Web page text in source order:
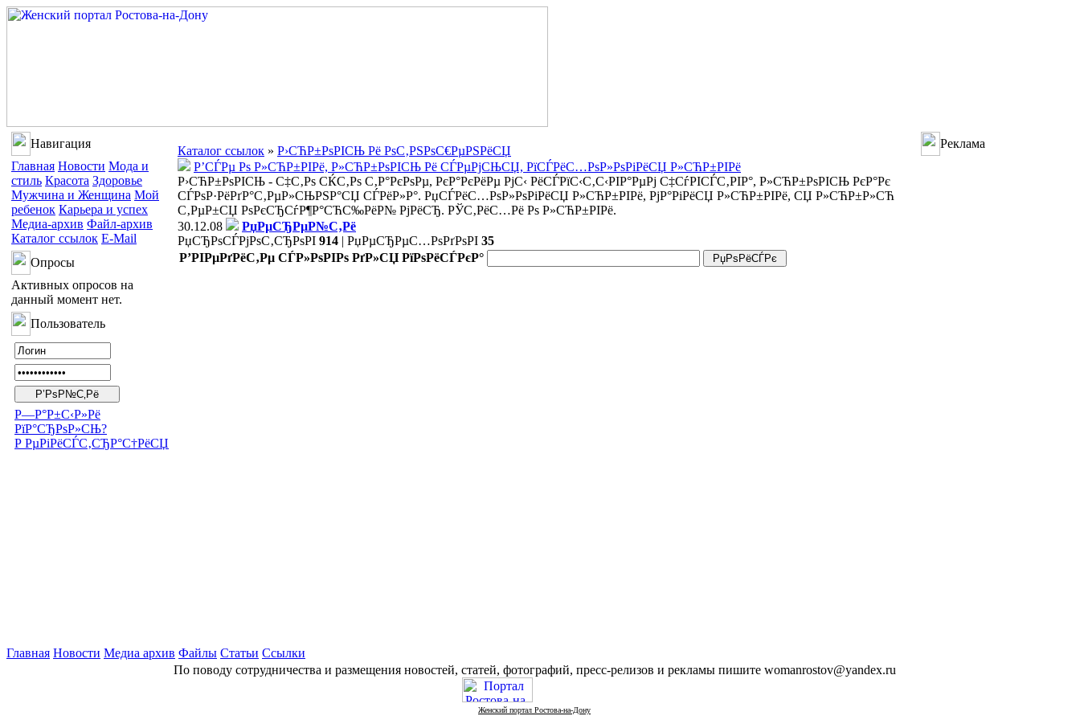
Навигация
Главная Новости Мода и
стиль Красота Здоровье
Мужчина и Женщина Мой
ребенок Карьера и успех
Медиа-архив Файл-архив
Каталог ссылок E-Mail
Опросы
Активных опросов на
данный момент нет.
Пользователь
Р—Р°Р±С‹Р»Рё
РїР°СЂРѕР»СЊ?
Р РµРіРёСЃС‚СЂР°С†РёСЏ
Каталог ссылок » Р›СЋР±РѕРІСЊ Рё РѕС‚РЅРѕС€РµРЅРёСЏ
Р’СЃРµ Рѕ Р»СЋР±РІРё, Р»СЋР±РѕРІСЊ Рё СЃРµРјСЊСЏ, РїСЃРёС…РѕР»РѕРіРёСЏ Р»СЋР±РІРё
Р›СЋР±РѕРІСЊ - С‡С‚Рѕ СЌС‚Рѕ С‚Р°РєРѕРµ, РєР°РєРёРµ РјС‹ РёСЃРїС‹С‚С‹РІР°РµРј С‡СѓРІСЃС‚РІР°, Р»СЋР±РѕРІСЊ РєР°Рє
СЃРѕР·РёРґР°С‚РµР»СЊРЅР°СЏ СЃРёР»Р°. РџСЃРёС…РѕР»РѕРіРёСЏ Р»СЋР±РІРё, РјР°РіРёСЏ Р»СЋР±РІРё, СЏ Р»СЋР±Р»СЋ
С‚РµР±СЏ РѕРєСЂСѓР¶Р°СЋС‰РёР№ РјРёСЂ. РЎС‚РёС…Рё Рѕ Р»СЋР±РІРё.
30.12.08
РџРµСЂРµР№С‚Рё
РџСЂРѕСЃРјРѕС‚СЂРѕРІ 914 | РџРµСЂРµС…РѕРґРѕРІ 35
Р’РІРµРґРёС‚Рµ СЃР»РѕРІРѕ РґР»СЏ РїРѕРёСЃРєР°
Реклама
Главная Новости Медиа архив Файлы Статьи Ссылки
По поводу сотрудничества и размещения новостей, статей, фотографий, пресс-релизов и рекламы пишите womanrostov@yandex.ru
Женский портал Ростова-на-Дону